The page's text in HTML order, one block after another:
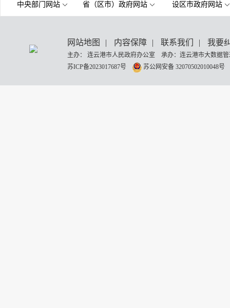
中央部门网站 省（区市）政府网站 设区市政府网站
网站地图 | 内容保障 | 联系我们 | 我要
主办： 连云港市人民政府办公室 承办：连云港市大数据
苏ICP备2023017687号
苏公网安备 32070502010048号